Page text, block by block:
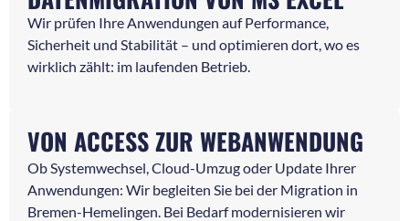
Wir prüfen Ihre Anwendungen auf Performance,
Sicherheit und Stabilität – und optimieren dort, wo es
wirklich zählt: im laufenden Betrieb.
VON ACCESS ZUR WEBANWENDUNG
Ob Systemwechsel, Cloud-Umzug oder Update Ihrer
Anwendungen: Wir begleiten Sie bei der Migration in
Bremen-Hemelingen. Bei Bedarf modernisieren wir